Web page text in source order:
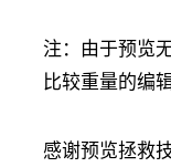
注：由于预览
比较重量的编
感谢预览拯救